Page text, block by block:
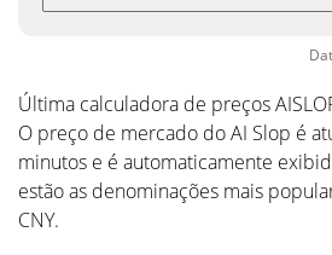
Última calculadora de preços
O preço de mercado do AI Slop é
minutos e é automaticamente
estão as denominações mais
CNY.